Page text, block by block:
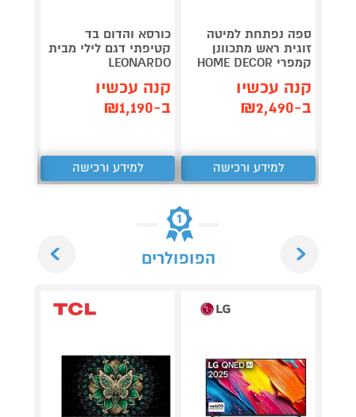
ספה נפתחת למיטה
זוגית ראש מתכוונן
קמפרי HOME DECOR
קנה עכשיו
ב-₪2,490
למידע ורכישה
כורסא והדום בד
קטיפתי דגם לילי מבית
LEONARDO
קנה עכשיו
ב-₪1,190
למידע ורכישה
הפופולרים